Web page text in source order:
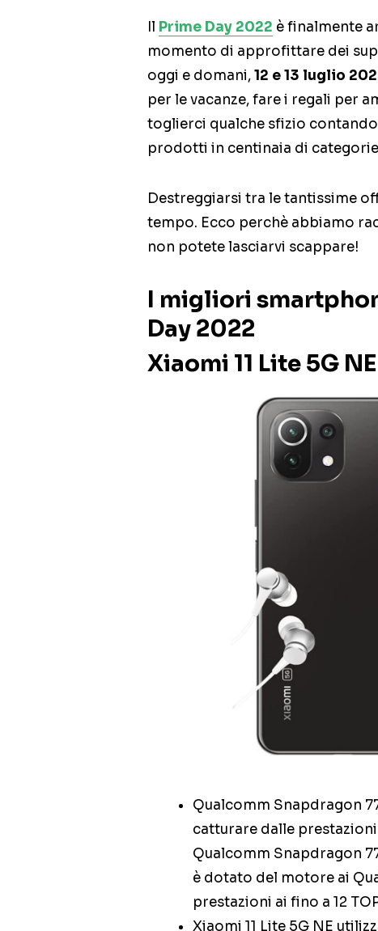
Il Prime Day 2022 è finalmente
momento di approfittare dei
oggi e domani,12 e 13 luglio
per le vacanze, fare i regali per
toglierci qualche sfizio
prodotti in centinaia di
Destreggiarsi tra le tantissime
tempo. Ecco perchè abbiamo
non potete lasciarvi scappare!
I migliori
Day 2022
Xiaomi 11 Lite 5G
Qualcomm Snapdragon
catturare dalle
Qualcomm Snapdragon
è dotato del motore ai
prestazioni ai fino a 12
Xiaomi 11 Lite 5G NE